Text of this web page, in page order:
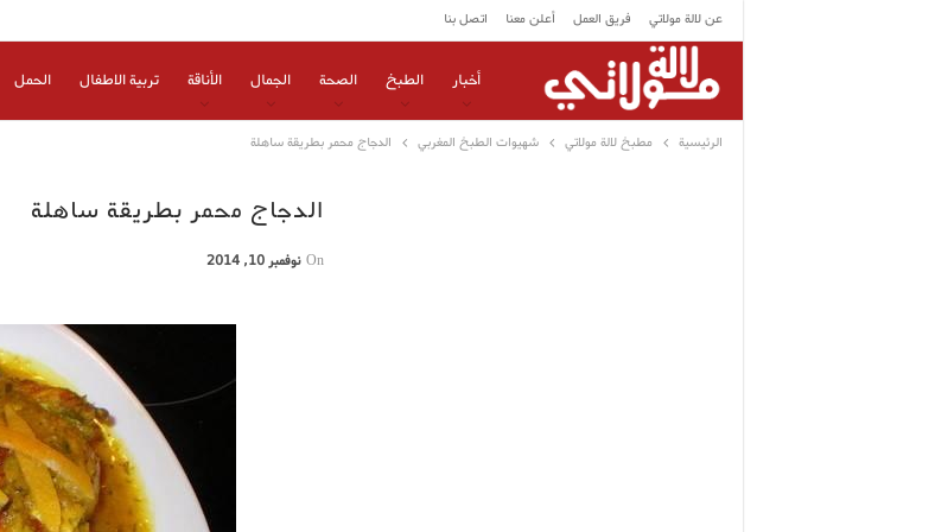
عن لالة مولاتي فريق العمل أعلن معنا اتصل بنا
أخبار الطبخ الصحة الجمال الأناقة تربية الاطفال الحمل
الرئيسية مطبخ لالة مولاتي شهيوات الطبخ المغربي الدجاج محمر بطريقة ساهلة
الدجاج محمر بطريقة ساهلة
On نوفمبر 10, 2014